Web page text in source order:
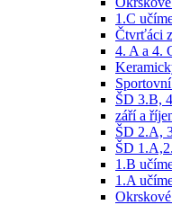
1.C
Čtvrťáci
4. A a 4.
ŠD 3.B,
září a
ŠD 2.A,
ŠD
1.B
1.A